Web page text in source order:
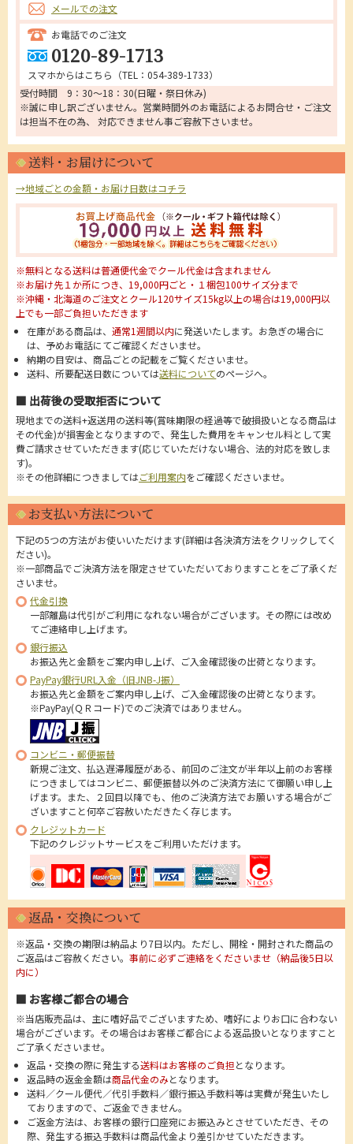
メールでの注文
お電話でのご注文
0120-89-1713
スマホからはこちら（TEL：054-389-1733）
受付時間 9：30～18：30(日曜・祭日休み)
※誠に申し訳ございません。営業時間外のお電話によるお問合せ・ご注文
は担当不在の為、 対応できません事ご容赦下さいませ。
送料・お届けについて
→地域ごとの金額・お届け日数はコチラ
※無料となる送料は普通便代金でクール代金は含まれません
※お届け先１か所につき、19,000円ごと・１梱包100サイズ分まで
※沖縄・北海道のご注文とクール120サイズ15kg以上の場合は19,000円以
上でも一部ご負担いただきます
在庫がある商品は、通常1週間以内に発送いたします。お急ぎの場合に
は、予めお電話にてご確認くださいませ。
納期の目安は、商品ごとの記載をご覧くださいませ。
送料、所要配送日数については送料についてのページへ。
■ 出荷後の受取拒否について
現地までの送料+返送用の送料等(賞味期限の経過等で破損扱いとなる商品は
その代金)が損害金となりますので、発生した費用をキャンセル料として実
費ご請求させていただきます(応じていただけない場合、法的対応を致しま
す)。
※その他詳細につきましてはご利用案内をご確認くださいませ。
お支払い方法について
下記の5つの方法がお使いいただけます(詳細は各決済方法をクリックしてく
ださい)。
※一部商品でご決済方法を限定させていただいておりますことをご了承くだ
さいませ。
代金引換
一部離島は代引がご利用になれない場合がございます。その際には改め
てご連絡申し上げます。
銀行振込
お振込先と金額をご案内申し上げ、ご入金確認後の出荷となります。
PayPay銀行URL入金（旧JNB-J振）
お振込先と金額をご案内申し上げ、ご入金確認後の出荷となります。
※PayPay(ＱＲコード)でのご決済ではありません。
コンビニ・郵便振替
新規ご注文、払込遅滞履歴がある、前回のご注文が半年以上前のお客様
につきましてはコンビニ、郵便振替以外のご決済方法にて御願い申し上
げます。また、２回目以降でも、他のご決済方法でお願いする場合がご
ざいますこと何卒ご容赦いただきたく存じます。
クレジットカード
下記のクレジットサービスをご利用いただけます。
返品・交換について
※返品・交換の期限は納品より7日以内。ただし、開栓・開封された商品の
ご返品はご容赦ください。 事前に必ずご連絡をくださいませ（納品後5日以
内に）
■ お客様ご都合の場合
※当店販売品は、主に嗜好品でございますため、嗜好によりお口に合わない
場合がございます。その場合はお客様ご都合による返品扱いとなりますこと
ご了承くださいませ。
返品・交換の際に発生する送料はお客様のご負担となります。
返品時の返金金額は商品代金のみとなります。
送料／クール便代／代引手数料／銀行振込手数料等は実費が発生いたし
ておりますので、ご返金できません。
ご返金方法は、お客様の銀行口座宛にお振込みとさせていただき、その
際、発生する振込手数料は商品代金より差引かせていただきます。